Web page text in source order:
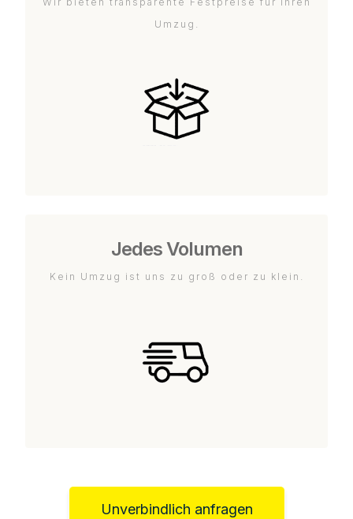
Umzug.
Jedes Volumen
Kein Umzug ist uns zu groß oder zu klein.
Unverbindlich anfragen